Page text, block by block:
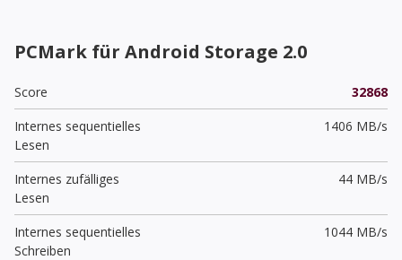
PCMark für Android Storage 2.0
Score
32868
Internes sequentielles
Lesen
1406 MB/s
Internes zufälliges
Lesen
44 MB/s
Internes sequentielles
Schreiben
1044 MB/s